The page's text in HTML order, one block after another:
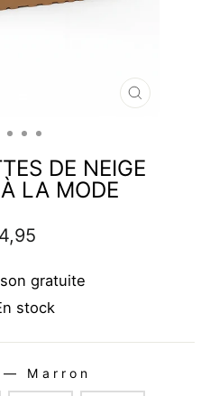
FERMER
DE NEIGE
LA MODE
gratuite
stock
— Marron